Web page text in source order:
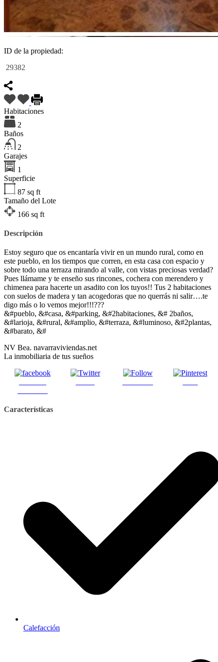
ID de la propiedad:
29382
Habitaciones
2
Baños
2
Garajes
1
Superficie
87 sq ft
Tamaño del Lote
166 sq ft
Descripción
Estoy seguro que os encantaría vivir en un mundo rural, como en
este pueblo, en los tiempos que corren, en esta casa con espacio y
sobre todo una terraza mirando al valle, con vistas preciosas verdad?
Pues llámame y te enseño sus rincones, cochera con merendero y
chimenea para hacerte un asadito con los tuyos!! Tus 2 habitaciones
con suelos de madera y tan acogedoras que no querrás ni salir….te
digo más o lo vemos mejor!!!???
&#pueblo, &#casa, &#parking, &#2habitaciones, &# 2baños,
&#larioja, &#rural, &#amplio, &#terraza, &#luminoso, &#2plantas,
&#barato, &#
NV Bea. navarraviviendas.net
La inmobiliaria de tus sueños
Características
Calefacción